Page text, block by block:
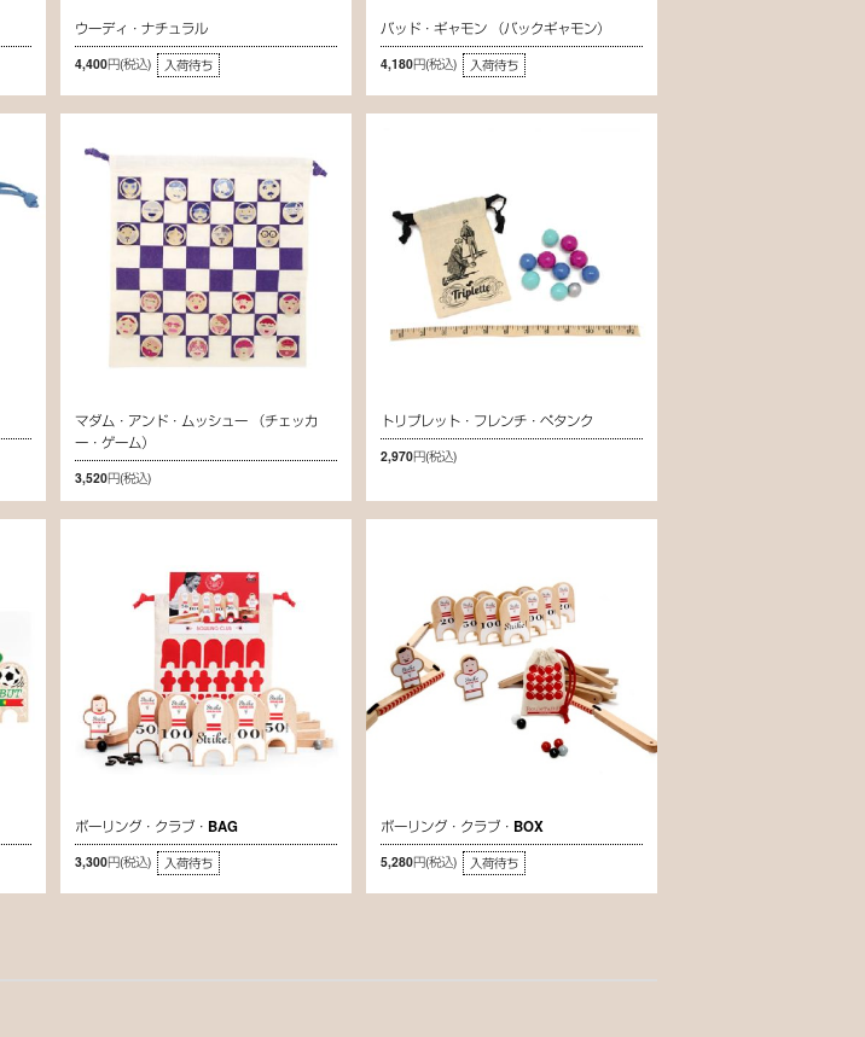
ウーディ・ナチュラル
4,400円(税込) 入荷待ち
バッド・ギャモン （バックギャモン）
4,180円(税込) 入荷待ち
マダム・アンド・ムッシュー （チェッカ
ー・ゲーム）
3,520円(税込)
トリプレット・フレンチ・ペタンク
2,970円(税込)
ボーリング・クラブ・BAG
3,300円(税込) 入荷待ち
ボーリング・クラブ・BOX
5,280円(税込) 入荷待ち